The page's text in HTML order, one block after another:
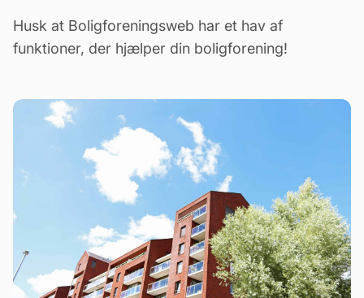
Husk at Boligforeningsweb har et hav af
funktioner, der hjælper din boligforening!